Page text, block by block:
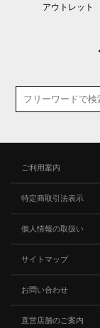
アウトレット
ご利用案内
特定商取引法表示
個人情報の取扱い
サイトマップ
お問い合わせ
直営店舗のご案内